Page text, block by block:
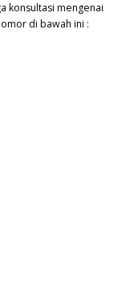
konsultasi mengenai
di bawah ini :